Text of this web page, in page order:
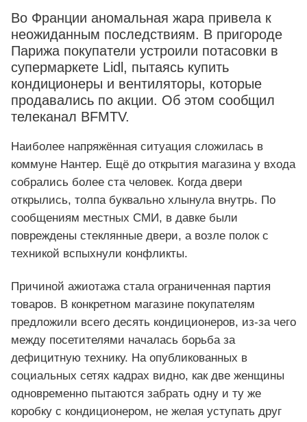
Во Франции аномальная жара привела к
неожиданным последствиям. В пригороде
Парижа покупатели устроили потасовки в
супермаркете Lidl, пытаясь купить
кондиционеры и вентиляторы, которые
продавались по акции. Об этом сообщил
телеканал BFMTV.
Наиболее напряжённая ситуация сложилась в
коммуне Нантер. Ещё до открытия магазина у входа
собрались более ста человек. Когда двери
открылись, толпа буквально хлынула внутрь. По
сообщениям местных СМИ, в давке были
повреждены стеклянные двери, а возле полок с
техникой вспыхнули конфликты.
Причиной ажиотажа стала ограниченная партия
товаров. В конкретном магазине покупателям
предложили всего десять кондиционеров, из-за чего
между посетителями началась борьба за
дефицитную технику. На опубликованных в
социальных сетях кадрах видно, как две женщины
одновременно пытаются забрать одну и ту же
коробку с кондиционером, не желая уступать друг